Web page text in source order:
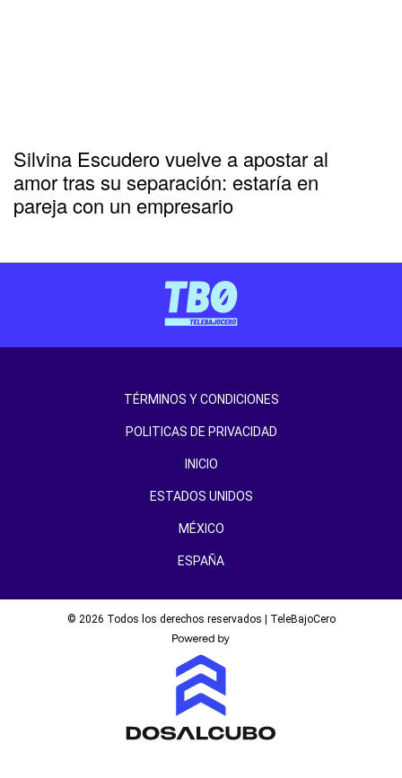
Silvina Escudero vuelve a apostar al
amor tras su separación: estaría en
pareja con un empresario
TÉRMINOS Y CONDICIONES
POLITICAS DE PRIVACIDAD
INICIO
ESTADOS UNIDOS
MÉXICO
ESPAÑA
© 2026 Todos los derechos reservados | TeleBajoCero